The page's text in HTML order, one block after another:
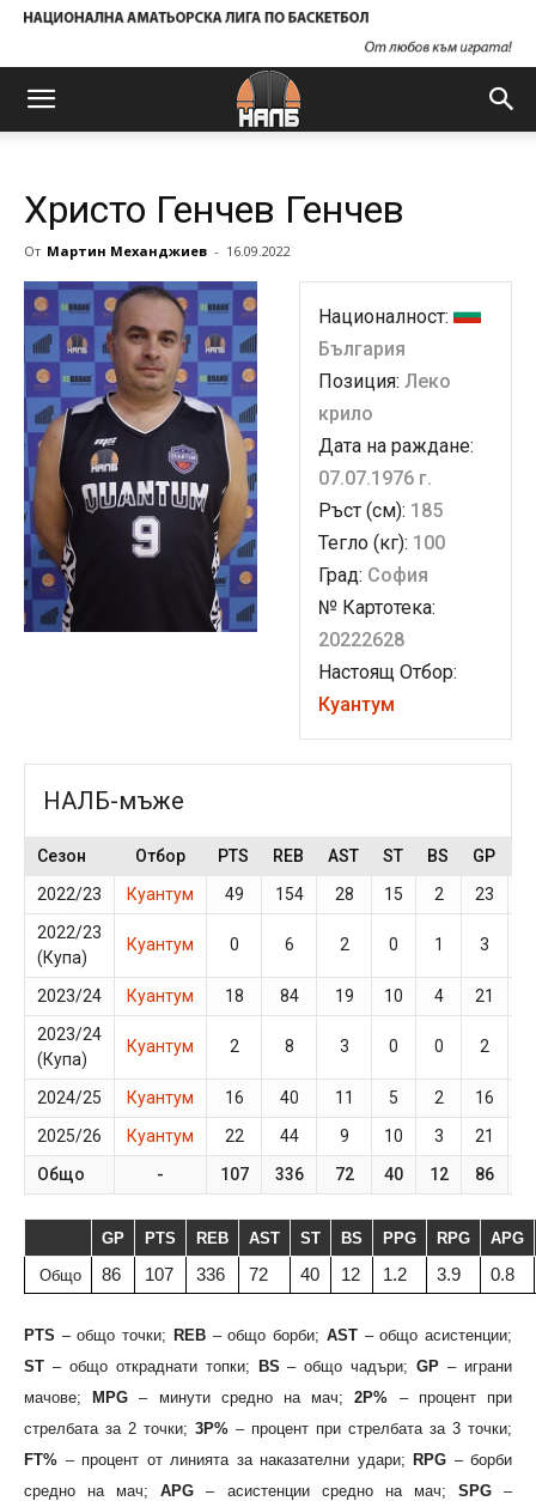
Христо Генчев Генчев
От Мартин Механджиев - 16.09.2022
Националност:
България
Позиция: Леко
крило
Дата на раждане:
07.07.1976 г.
Ръст (см): 185
Тегло (кг): 100
Град: София
№ Картотека:
20222628
Настоящ Отбор:
Куантум
НАЛБ-мъже
Сезон Отбор PTS REB AST ST BS GP
2022/23
Куантум 49 154 28 15 2 23
2022/23
(Купа)
Куантум 0 6 2 0 1 3
2023/24 Куантум 18 84 19 10 4 21
2023/24
(Купа)
Куантум 2 8 3 0 0 2
2024/25 Куантум 16 40 11 5 2 16
2025/26
Куантум 22 44 9 10 3 21
Общо
- 107 336 72 40 12 86
GP PTS REB AST ST BS PPG RPG APG
Общо 86 107 336 72 40 12 1.2 3.9 0.8
PTS – общо точки; REB– общо борби; AST– общо асистенции;
ST – общо откраднати топки; BS – общо чадъри;GP – играни
мачове;
MPG – минути средно на мач;2P% – процент при
стрелбата за 2 точки; 3P% – процент при стрелбата за 3 точки;
FT% – процент от линията за наказателни удари; RPG – борби
средно на мач;APG – асистенции средно на мач; SPG–